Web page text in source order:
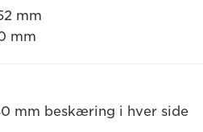
mm
mm
mm beskæring i hver side